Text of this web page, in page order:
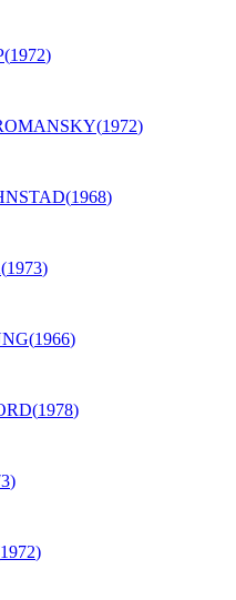
(1972)
(1972)
(1968)
(1973)
(1966)
(1978)
)
1972)